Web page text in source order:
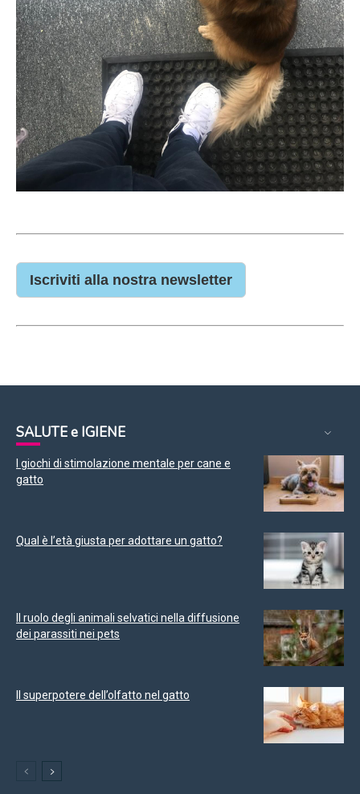
Iscriviti alla nostra newsletter
SALUTE e IGIENE
I giochi di stimolazione mentale per cane e
gatto
Qual è l’età giusta per adottare un gatto?
Il ruolo degli animali selvatici nella diffusione
dei parassiti nei pets
Il superpotere dell’olfatto nel gatto